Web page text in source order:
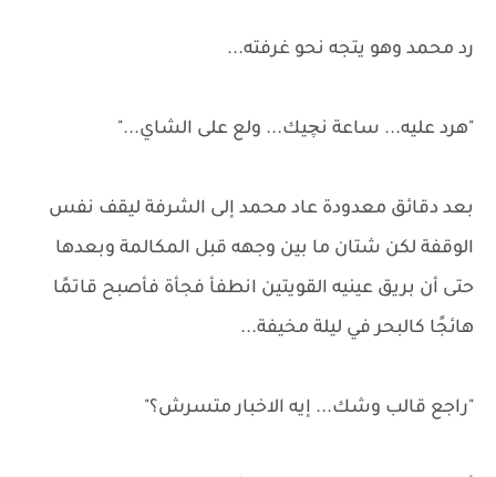
رد محمد وهو يتجه نحو غرفته...
"هرد عليه... ساعة نچيك... ولع على الشاي..."
بعد دقائق معدودة عاد محمد إلى الشرفة ليقف نفس
الوقفة لكن شتان ما بين وجهه قبل المكالمة وبعدها
حتى أن بريق عينيه القويتين انطفأ فجأة فأصبح قاتمًا
هائجًا كالبحر في ليلة مخيفة...
"راجع قالب وشك... إيه الاخبار متسرش؟"